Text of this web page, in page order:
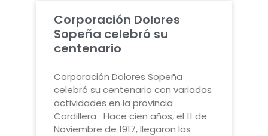
Corporación Dolores
Sopeña celebró su
centenario
Corporación Dolores Sopeña
celebró su centenario con variadas
actividades en la provincia
Cordillera Hace cien años, el 11 de
Noviembre de 1917, llegaron las